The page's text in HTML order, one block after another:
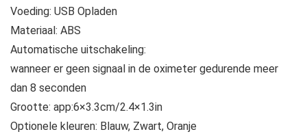
Voeding: USB Opladen
Materiaal: ABS
Automatische uitschakeling:
wanneer er geen signaal in de oximeter gedurende meer
dan 8 seconden
Grootte: app:6×3.3cm/2.4×1.3in
Optionele kleuren: Blauw, Zwart, Oranje